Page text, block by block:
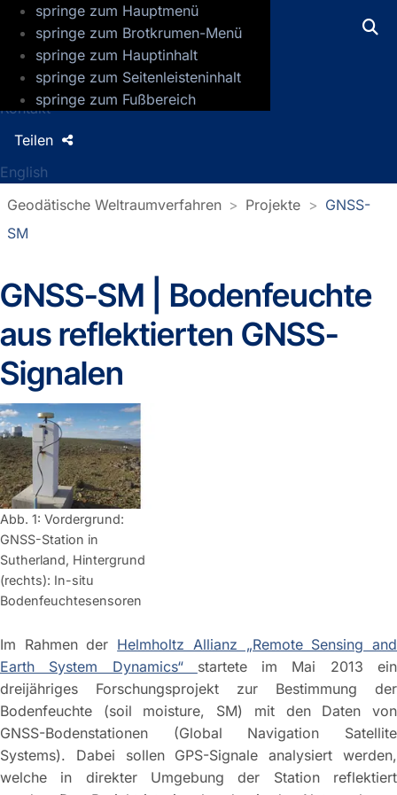
springe zum Hauptmenü
springe zum Brotkrumen-Menü
springe zum Hauptinhalt
springe zum Seitenleisteninhalt
springe zum Fußbereich
GFZ Helmholtz-Zentrum für
Presse
Jobs
Kontakt
English
Teilen
Geodätische Weltraumverfahren Projekte
GNSS-
SM
GNSS-SM | Bodenfeuchte
aus reflektierten GNSS-
Signalen
Abb. 1: Vordergrund:
GNSS-Station in
Sutherland, Hintergrund
(rechts): In-situ
Bodenfeuchtesensoren
Im Rahmen der Helmholtz Allianz „Remote Sensing and
Earth System Dynamics“ startete im Mai 2013 ein
dreijähriges Forschungsprojekt zur Bestimmung der
Bodenfeuchte (soil moisture, SM) mit den Daten von
GNSS-Bodenstationen (Global Navigation Satellite
Systems). Dabei sollen GPS-Signale analysiert werden,
welche in direkter Umgebung der Station reflektiert